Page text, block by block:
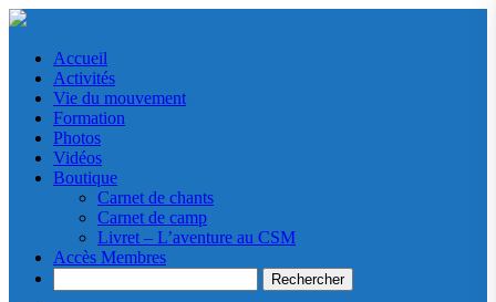
Accueil
Activités
Vie du mouvement
Formation
Photos
Vidéos
Boutique
Carnet de chants
Carnet de camp
Livret – L’aventure au CSM
Accès Membres